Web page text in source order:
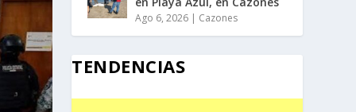
Ago 6, 2026 Cazones
TENDENCIAS